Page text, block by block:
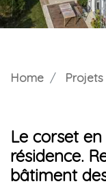
Home Projets
Le corset
résidence.
bâtiment